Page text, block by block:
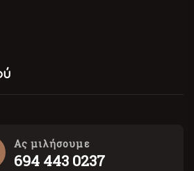
Ας μιλήσουμε
694 443 0237